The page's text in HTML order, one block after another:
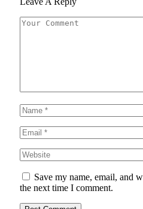
Save my name, email, and
the next time I comment.